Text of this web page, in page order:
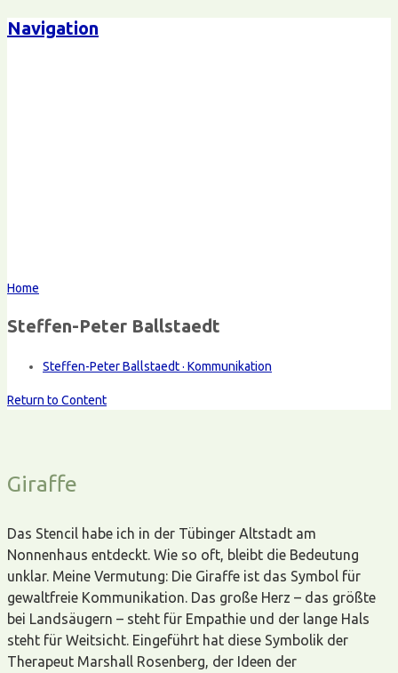
Navigation
Home
Steffen-Peter Ballstaedt
Steffen-Peter Ballstaedt · Kommunikation
Return to Content
Giraffe
Das Stencil habe ich in der Tübinger Altstadt am
Nonnenhaus entdeckt. Wie so oft, bleibt die Bedeutung
unklar. Meine Vermutung: Die Giraffe ist das Symbol für
gewaltfreie Kommunikation. Das große Herz – das größte
bei Landsäugern – steht für Empathie und der lange Hals
steht für Weitsicht. Eingeführt hat diese Symbolik der
Therapeut Marshall Rosenberg, der Ideen der